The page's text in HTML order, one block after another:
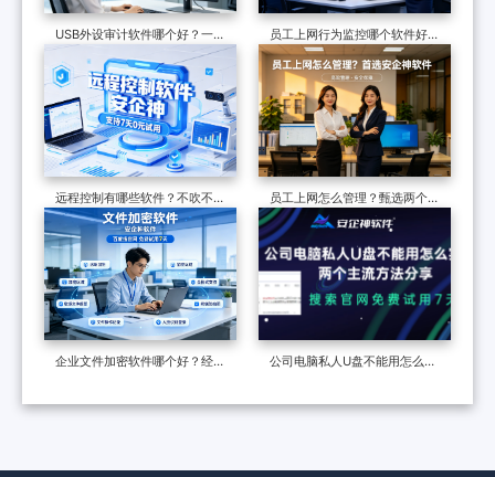
USB外设审计软件哪个好？一款
经典介绍，六大功能管控USB设
备
员工上网行为监控哪个软件好？
经典软件的8个功能，禁止上网
摸鱼
远程控制有哪些软件？不吹不
黑，这款软件好评率98%！七
个功能实测合格
员工上网怎么管理？甄选两个方
法，既有效又不伤人心
企业文件加密软件哪个好？经典
公司电脑私人U盘不能用怎么实